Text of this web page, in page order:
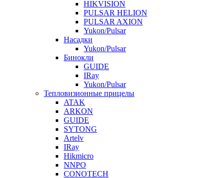
HIKVISION
PULSAR HELION
PULSAR AXION
Yukon/Pulsar
Насадки
Yukon/Pulsar
Бинокли
GUIDE
IRay
Yukon/Pulsar
Тепловизионные прицелы
ATAK
ARKON
GUIDE
SYTONG
Artelv
IRay
Hikmicro
NNPO
CONOTECH